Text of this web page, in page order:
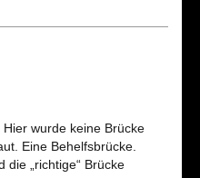
wurde keine Brücke
Eine Behelfsbrücke.
die „richtige“ Brücke